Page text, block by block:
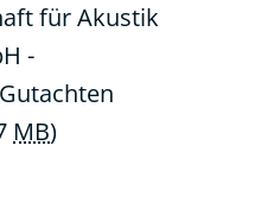
für Akustik
-
MB)